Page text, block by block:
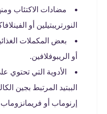
مضادات الاكتئاب
النورتريبتيلين أو
بعض المكملات
أو الريبوفلافين.
الأدوية التي
الببتيد المرتبط بجين
إرنوماب أو